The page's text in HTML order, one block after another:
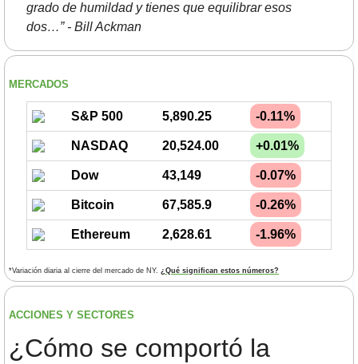
grado de humildad y tienes que equilibrar esos
dos…” - Bill Ackman
MERCADOS
S&P 500 5,890.25 -0.11%
NASDAQ 20,524.00 +0.01%
Dow 43,149 -0.07%
Bitcoin 67,585.9 -0.26%
Ethereum 2,628.61 -1.96%
*Variación diaria al cierre del mercado de NY. ¿Qué significan estos números?
ACCIONES Y SECTORES
¿Cómo se comportó la